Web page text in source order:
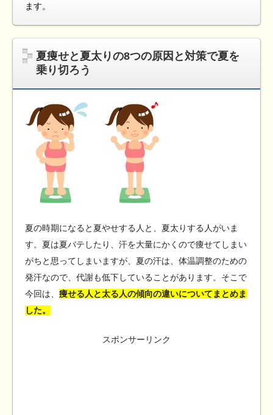
ます。
夏痩せと夏太りの8つの原因と対策で夏を
乗り切ろう
夏の時期になると夏やせする人と、夏太りする人がいま
す。夏は夏バテしたり、汗を大量にかくので痩せてしまい
がちと思ってしまいますが、夏の汗は、体温調整のための
発汗なので、代謝も低下していることがあります。そこで
今回は、 痩せる人と太る人の傾向の違いについてまとめま
した。
スポンサーリンク